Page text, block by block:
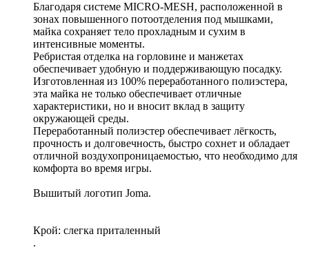
Благодаря системе MICRO-MESH, расположенной в
зонах повышенного потоотделения под мышками,
майка сохраняет тело прохладным и сухим в
интенсивные моменты.
Ребристая отделка на горловине и манжетах
обеспечивает удобную и поддерживающую посадку.
Изготовленная из 100% переработанного полиэстера,
эта майка не только обеспечивает отличные
характеристики, но и вносит вклад в защиту
окружающей среды.
Переработанный полиэстер обеспечивает лёгкость,
прочность и долговечность, быстро сохнет и обладает
отличной воздухопроницаемостью, что необходимо для
комфорта во время игры.
Вышитый логотип Joma.
Крой: слегка приталенный
.